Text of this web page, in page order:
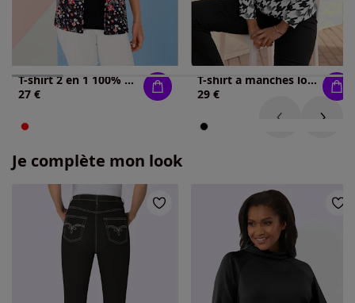
T-shirt 2 en 1 100% viscose
27 €
T-shirt à manches longues col chemise ouvert
29 €
Je complète mon look